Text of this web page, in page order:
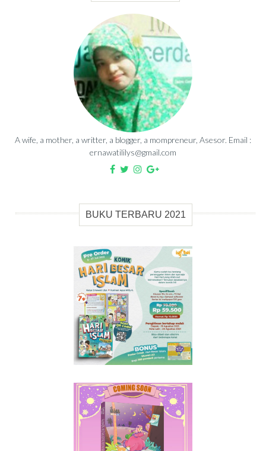
A wife, a mother, a writter, a blogger, a mompreneur, Asesor. Email :
ernawatililys@gmail.com
BUKU TERBARU 2021